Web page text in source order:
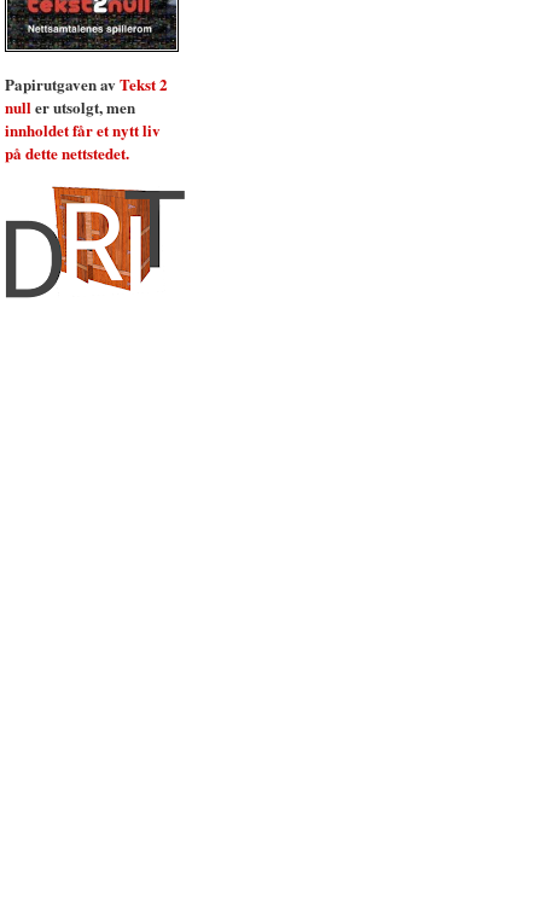
Papirutgaven av Tekst 2
nuller utsolgt, men
innholdet får et nytt liv
på dette nettstedet.